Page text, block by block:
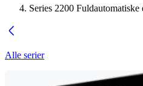
Series 2200 Fuldautomatiske
Alle serier